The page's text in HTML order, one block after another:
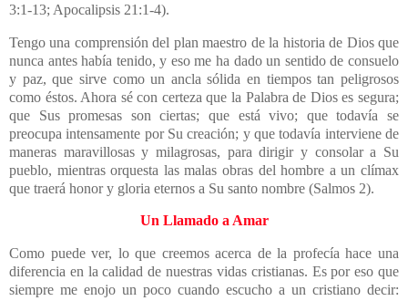
3:1-13; Apocalipsis 21:1-4).
Tengo una comprensión del plan maestro de la historia de Dios que
nunca antes había tenido, y eso me ha dado un sentido de consuelo
y paz, que sirve como un ancla sólida en tiempos tan peligrosos
como éstos. Ahora sé con certeza que la Palabra de Dios es segura;
que Sus promesas son ciertas; que está vivo; que todavía se
preocupa intensamente por Su creación; y que todavía interviene de
maneras maravillosas y milagrosas, para dirigir y consolar a Su
pueblo, mientras orquesta las malas obras del hombre a un clímax
que traerá honor y gloria eternos a Su santo nombre (Salmos 2).
Un Llamado a Amar
Como puede ver, lo que creemos acerca de la profecía hace una
diferencia en la calidad de nuestras vidas cristianas. Es por eso que
siempre me enojo un poco cuando escucho a un cristiano decir: